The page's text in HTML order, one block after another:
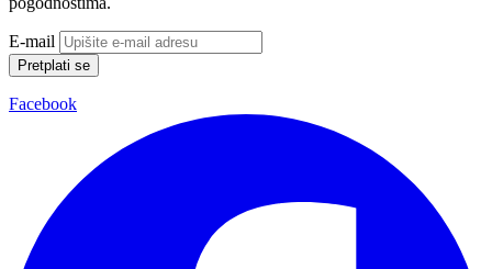
E-mail
Pretplati se
Facebook